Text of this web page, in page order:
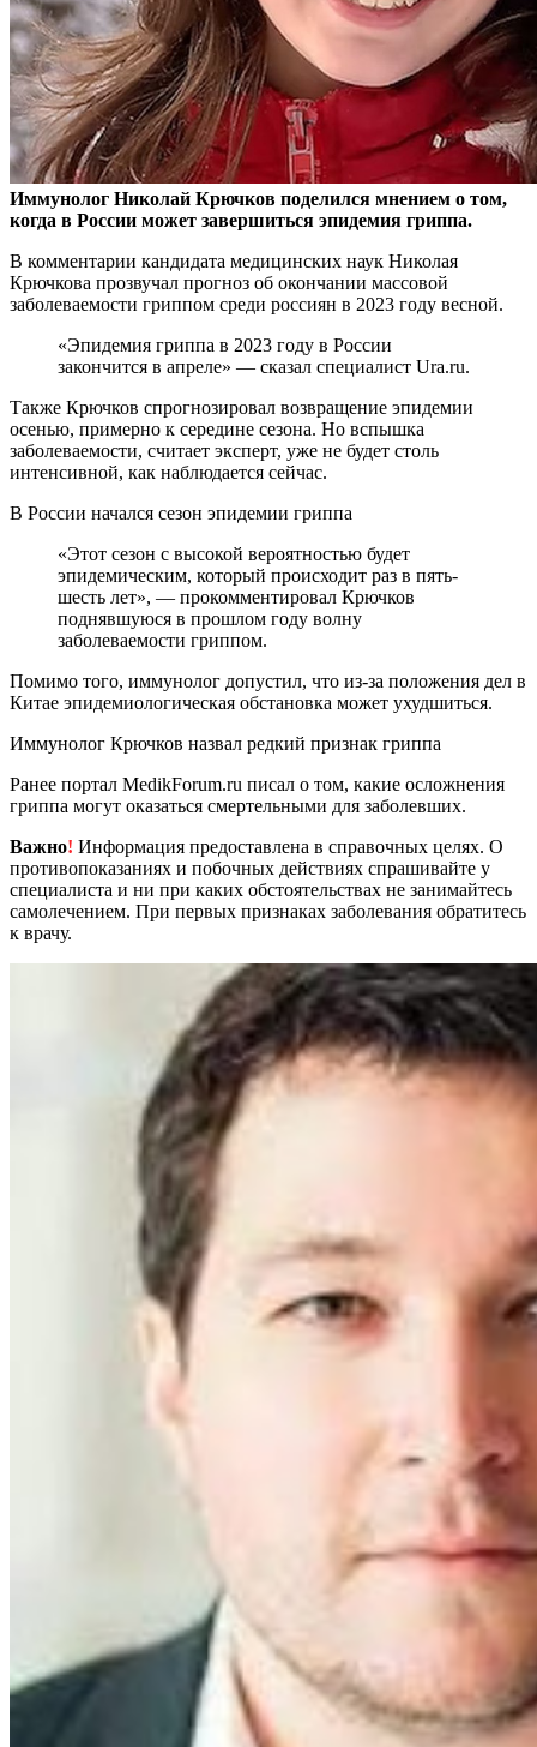
Иммунолог Николай Крючков поделился мнением о том,
когда в России может завершиться эпидемия гриппа.
В комментарии кандидата медицинских наук Николая
Крючкова прозвучал прогноз об окончании массовой
заболеваемости гриппом среди россиян в 2023 году весной.
«Эпидемия гриппа в 2023 году в России
закончится в апреле» — сказал специалист Ura.ru.
Также Крючков спрогнозировал возвращение эпидемии
осенью, примерно к середине сезона. Но вспышка
заболеваемости, считает эксперт, уже не будет столь
интенсивной, как наблюдается сейчас.
В России начался сезон эпидемии гриппа
«Этот сезон с высокой вероятностью будет
эпидемическим, который происходит раз в пять-
шесть лет», — прокомментировал Крючков
поднявшуюся в прошлом году волну
заболеваемости гриппом.
Помимо того, иммунолог допустил, что из-за положения дел в
Китае эпидемиологическая обстановка может ухудшиться.
Иммунолог Крючков назвал редкий признак гриппа
Ранее портал MedikForum.ru писал о том, какие осложнения
гриппа могут оказаться смертельными для заболевших.
Важно! Информация предоставлена в справочных целях. О
противопоказаниях и побочных действиях спрашивайте у
специалиста и ни при каких обстоятельствах не занимайтесь
самолечением. При первых признаках заболевания обратитесь
к врачу.